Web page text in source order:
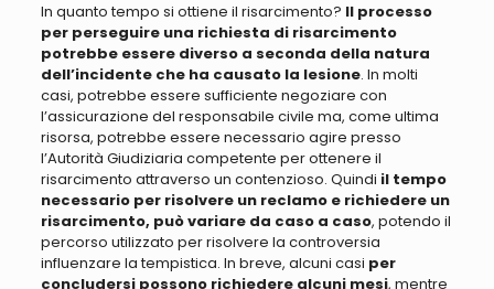
In quanto tempo si ottiene il risarcimento? Il processo
per perseguire una richiesta di risarcimento
potrebbe essere diverso a seconda della natura
dell’incidente che ha causato la lesione. In molti
casi, potrebbe essere sufficiente negoziare con
l’assicurazione del responsabile civile ma, come ultima
risorsa, potrebbe essere necessario agire presso
l’Autorità Giudiziaria competente per ottenere il
risarcimento attraverso un contenzioso. Quindi il tempo
necessario per risolvere un reclamo e richiedere un
risarcimento, può variare da caso a caso, potendo il
percorso utilizzato per risolvere la controversia
influenzare la tempistica. In breve, alcuni casi per
concludersi possono richiedere alcuni mesi, mentre